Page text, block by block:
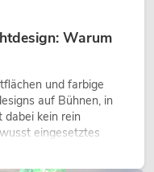
Warum
und farbige
auf Bühnen, in
dabei kein rein
eingesetztes
gibt Szenen